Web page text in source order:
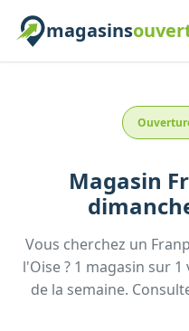
magasins
Magasin
Vous cherchez un
l'Oise? 1 magasin sur 1
de la semaine.